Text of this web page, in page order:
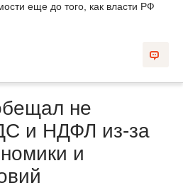
еще до того, как власти РФ
не
и НДФЛ из-за
и